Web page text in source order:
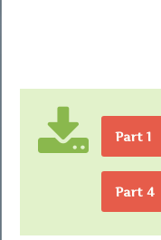
Part 1
Part 4